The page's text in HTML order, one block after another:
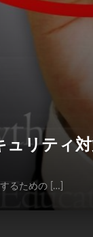
ュリティ
るための […]